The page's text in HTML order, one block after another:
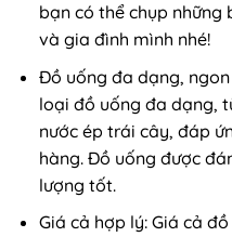
bạn có thể chụp những
và gia đình mình nhé!
Đồ uống đa dạng,
loại đồ uống đa dạng,
nước ép trái cây, đáp
hàng. Đồ uống được
lượng tốt.
Giá cả hợp lý: Giá cả